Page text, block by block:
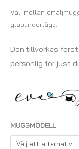
Välj mellan
glasunderlägg.
Den tillverkas
personlig för just
MUGGMODELL